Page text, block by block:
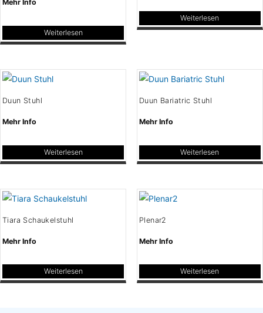
Mehr Info
Weiterlesen
Weiterlesen
Duun Stuhl
Mehr Info
Weiterlesen
Duun Bariatric Stuhl
Mehr Info
Weiterlesen
Tiara Schaukelstuhl
Mehr Info
Weiterlesen
Plenar2
Mehr Info
Weiterlesen